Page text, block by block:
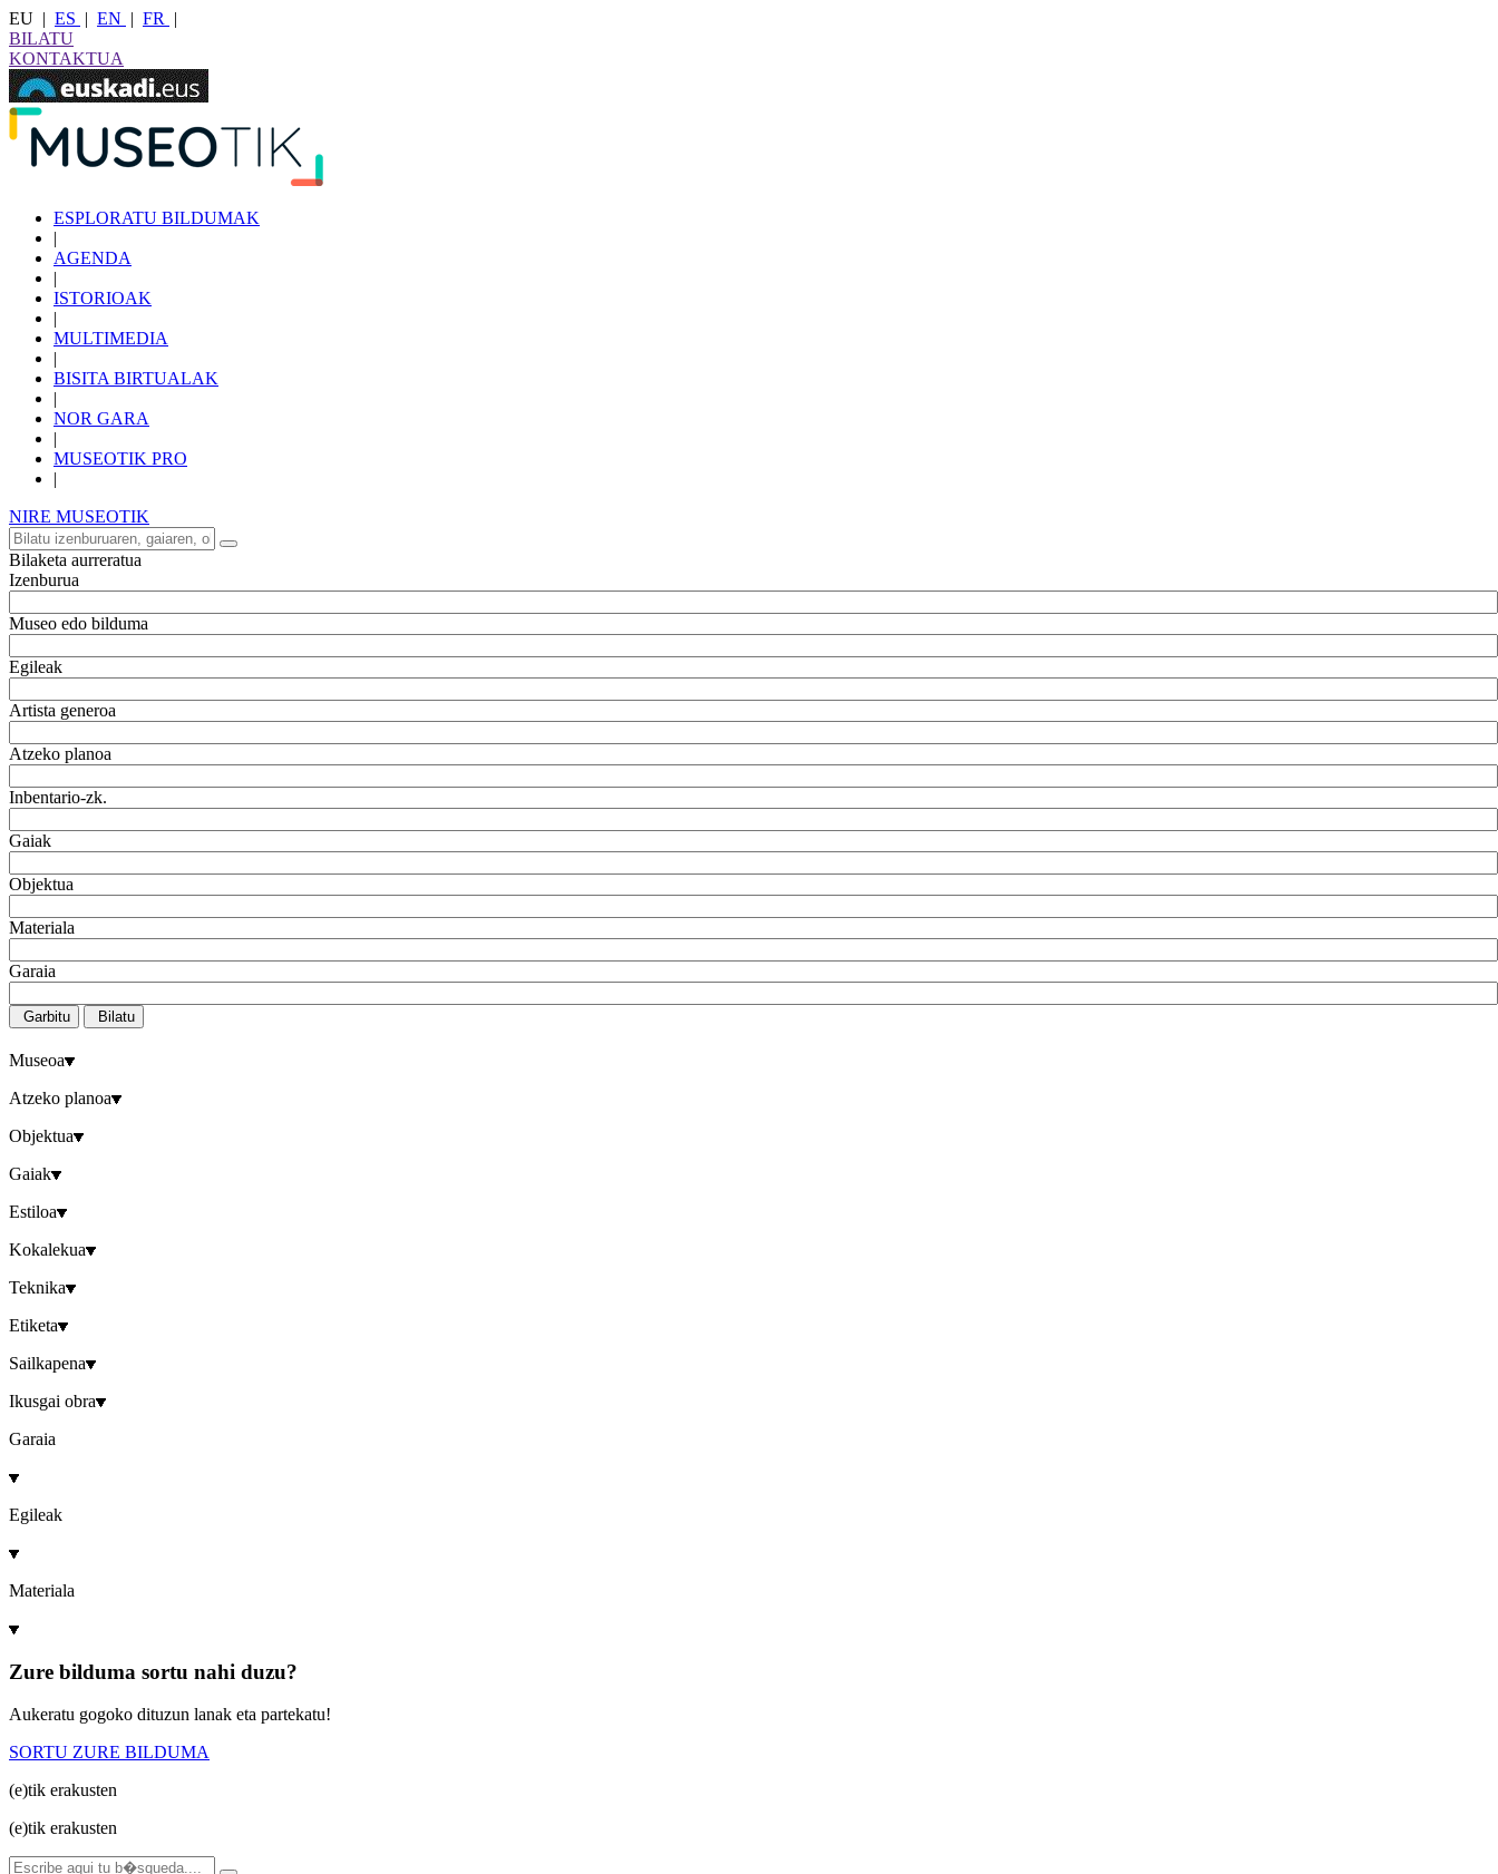
EU | ES | EN | FR
|
BILATU
KONTAKTUA
ESPLORATU BILDUMAK
|
AGENDA
|
ISTORIOAK
|
MULTIMEDIA
|
BISITA BIRTUALAK
|
NOR GARA
|
MUSEOTIK PRO
|
NIRE MUSEOTIK
Bilaketa aurreratua
Izenburua
Museo edo bilduma
Egileak
Artista generoa
Atzeko planoa
Inbentario-zk.
Gaiak
Objektua
Materiala
Garaia
Garbitu Bilatu
Museoa
Atzeko planoa
Objektua
Gaiak
Estiloa
Kokalekua
Teknika
Etiketa
Sailkapena
Ikusgai obra
Garaia
Egileak
Materiala
Zure bilduma sortu nahi duzu?
Aukeratu gogoko dituzun lanak eta partekatu!
SORTU ZURE BILDUMA
(e)tik erakusten
(e)tik erakusten